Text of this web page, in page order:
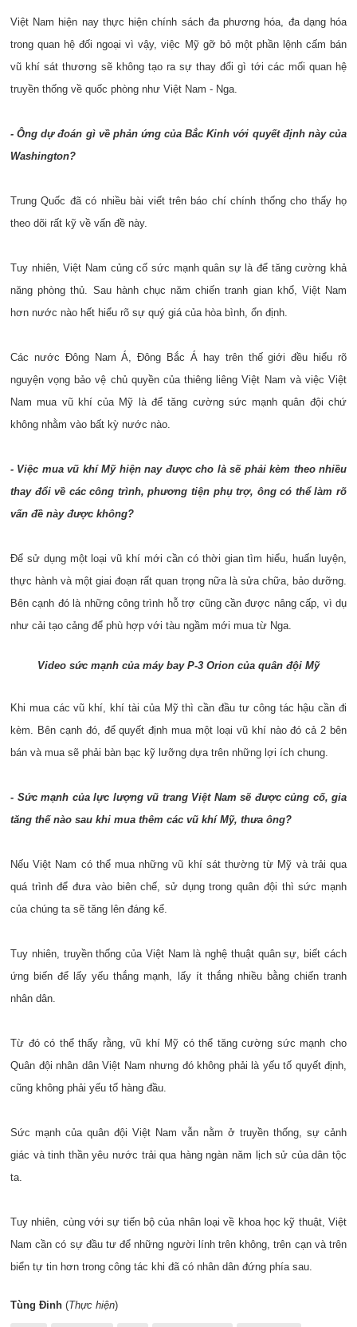
Việt Nam hiện nay thực hiện chính sách đa phương hóa, đa dạng hóa
trong quan hệ đối ngoại vì vậy, việc Mỹ gỡ bỏ một phần lệnh cấm bán
vũ khí sát thương sẽ không tạo ra sự thay đổi gì tới các mối quan hệ
truyền thống về quốc phòng như Việt Nam - Nga.
- Ông dự đoán gì về phản ứng của Bắc Kinh với quyết định này của
Washington?
Trung Quốc đã có nhiều bài viết trên báo chí chính thống cho thấy họ
theo dõi rất kỹ về vấn đề này.
Tuy nhiên, Việt Nam củng cố sức mạnh quân sự là để tăng cường khả
năng phòng thủ. Sau hành chục năm chiến tranh gian khổ, Việt Nam
hơn nước nào hết hiểu rõ sự quý giá của hòa bình, ổn định.
Các nước Đông Nam Á, Đông Bắc Á hay trên thế giới đều hiểu rõ
nguyện vọng bảo vệ chủ quyền của thiêng liêng Việt Nam và việc Việt
Nam mua vũ khí của Mỹ là để tăng cường sức mạnh quân đội chứ
không nhằm vào bất kỳ nước nào.
- Việc mua vũ khí Mỹ hiện nay được cho là sẽ phải kèm theo nhiều
thay đổi về các công trình, phương tiện phụ trợ, ông có thể làm rõ
vấn đề này được không?
Để sử dụng một loại vũ khí mới cần có thời gian tìm hiểu, huấn luyện,
thực hành và một giai đoạn rất quan trọng nữa là sửa chữa, bảo dưỡng.
Bên cạnh đó là những công trình hỗ trợ cũng cần được nâng cấp, vì dụ
như cải tạo cảng để phù hợp với tàu ngầm mới mua từ Nga.
Video sức mạnh của máy bay P-3 Orion của quân đội Mỹ
Khi mua các vũ khí, khí tài của Mỹ thì cần đầu tư công tác hậu cần đi
kèm. Bên cạnh đó, để quyết định mua một loại vũ khí nào đó cả 2 bên
bán và mua sẽ phải bàn bạc kỹ lưỡng dựa trên những lợi ích chung.
- Sức mạnh của lực lượng vũ trang Việt Nam sẽ được củng cố, gia
tăng thế nào sau khi mua thêm các vũ khí Mỹ, thưa ông?
Nếu Việt Nam có thể mua những vũ khí sát thường từ Mỹ và trải qua
quá trình để đưa vào biên chế, sử dụng trong quân đội thì sức mạnh
của chúng ta sẽ tăng lên đáng kể.
Tuy nhiên, truyền thống của Việt Nam là nghệ thuật quân sự, biết cách
ứng biến để lấy yếu thắng mạnh, lấy ít thắng nhiều bằng chiến tranh
nhân dân.
Từ đó có thể thấy rằng, vũ khí Mỹ có thể tăng cường sức mạnh cho
Quân đội nhân dân Việt Nam nhưng đó không phải là yếu tố quyết định,
cũng không phải yếu tố hàng đầu.
Sức mạnh của quân đội Việt Nam vẫn nằm ở truyền thống, sự cảnh
giác và tinh thần yêu nước trải qua hàng ngàn năm lịch sử của dân tộc
ta.
Tuy nhiên, cùng với sự tiến bộ của nhân loại về khoa học kỹ thuật, Việt
Nam cần có sự đầu tư để những người lính trên không, trên cạn và trên
biển tự tin hơn trong công tác khi đã có nhân dân đứng phía sau.
Tùng Đinh (Thực hiện)